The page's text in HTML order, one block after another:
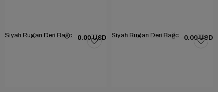
0.00 USD 0.00 USD